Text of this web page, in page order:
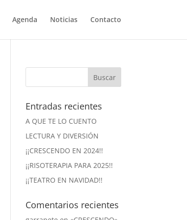
Agenda Noticias Contacto
Entradas recientes
A QUE TE LO CUENTO
LECTURA Y DIVERSIÓN
¡¡CRESCENDO EN 2024!!
¡¡RISOTERAPIA PARA 2025!!
¡¡TEATRO EN NAVIDAD!!
Comentarios recientes